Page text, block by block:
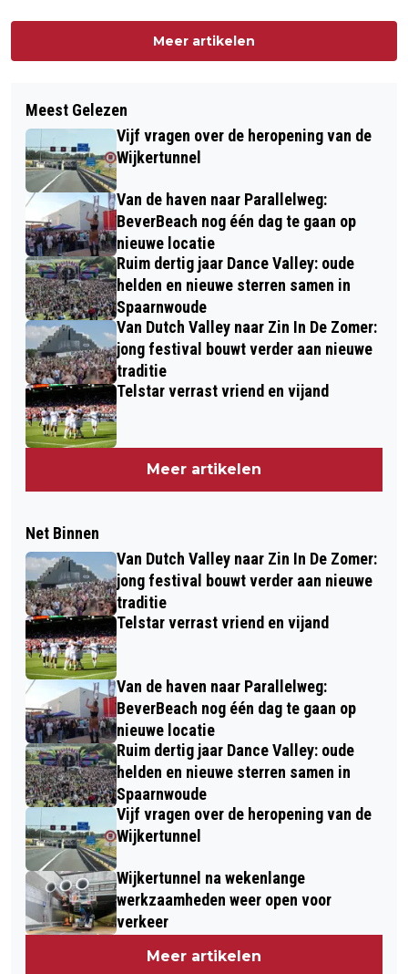
Meer artikelen
Meest Gelezen
Vijf vragen over de heropening van de
Wijkertunnel
Van de haven naar Parallelweg:
BeverBeach nog één dag te gaan op
nieuwe locatie
Ruim dertig jaar Dance Valley: oude
helden en nieuwe sterren samen in
Spaarnwoude
Van Dutch Valley naar Zin In De Zomer:
jong festival bouwt verder aan nieuwe
traditie
Telstar verrast vriend en vijand
Meer artikelen
Net Binnen
Van Dutch Valley naar Zin In De Zomer:
jong festival bouwt verder aan nieuwe
traditie
Telstar verrast vriend en vijand
Van de haven naar Parallelweg:
BeverBeach nog één dag te gaan op
nieuwe locatie
Ruim dertig jaar Dance Valley: oude
helden en nieuwe sterren samen in
Spaarnwoude
Vijf vragen over de heropening van de
Wijkertunnel
Wijkertunnel na wekenlange
werkzaamheden weer open voor
verkeer
Meer artikelen